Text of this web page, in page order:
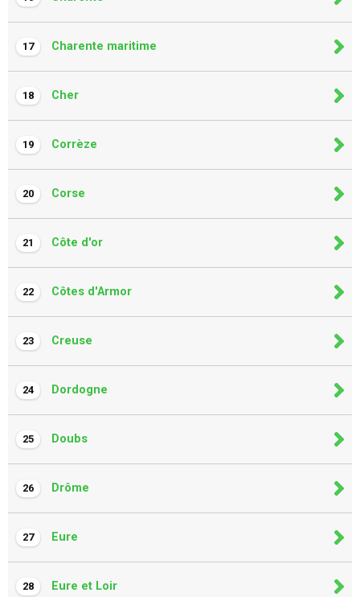
17 Charente maritime
18 Cher
19 Corrèze
20 Corse
21 Côte d'or
22 Côtes d'Armor
23 Creuse
24 Dordogne
25 Doubs
26 Drôme
27 Eure
28 Eure et Loir